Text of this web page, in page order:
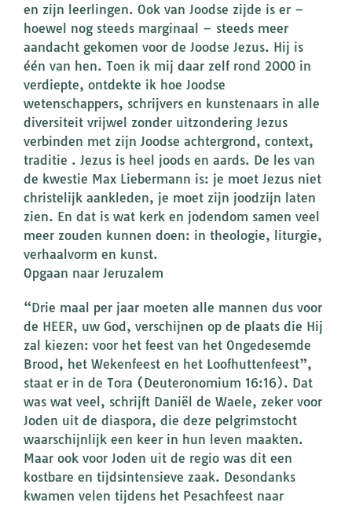
en zijn leerlingen. Ook van Joodse zijde is er –
hoewel nog steeds marginaal – steeds meer
aandacht gekomen voor de Joodse Jezus. Hij is
één van hen. Toen ik mij daar zelf rond 2000 in
verdiepte, ontdekte ik hoe Joodse
wetenschappers, schrijvers en kunstenaars in alle
diversiteit vrijwel zonder uitzondering Jezus
verbinden met zijn Joodse achtergrond, context,
traditie . Jezus is heel joods en aards. De les van
de kwestie Max Liebermann is: je moet Jezus niet
christelijk aankleden, je moet zijn joodzijn laten
zien. En dat is wat kerk en jodendom samen veel
meer zouden kunnen doen: in theologie, liturgie,
verhaalvorm en kunst.
Opgaan naar Jeruzalem
“Drie maal per jaar moeten alle mannen dus voor
de HEER, uw God, verschijnen op de plaats die Hij
zal kiezen: voor het feest van het Ongedesemde
Brood, het Wekenfeest en het Loofhuttenfeest”,
staat er in de Tora (Deuteronomium 16:16). Dat
was wat veel, schrijft Daniël de Waele, zeker voor
Joden uit de diaspora, die deze pelgrimstocht
waarschijnlijk een keer in hun leven maakten.
Maar ook voor Joden uit de regio was dit een
kostbare en tijdsintensieve zaak. Desondanks
kwamen velen tijdens het Pesachfeest naar